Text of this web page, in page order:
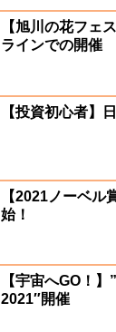
【旭川の花フェ
ラインでの開催
【投資初心者】
【2021ノーベル
始！
【宇宙へGO！
2021″開催